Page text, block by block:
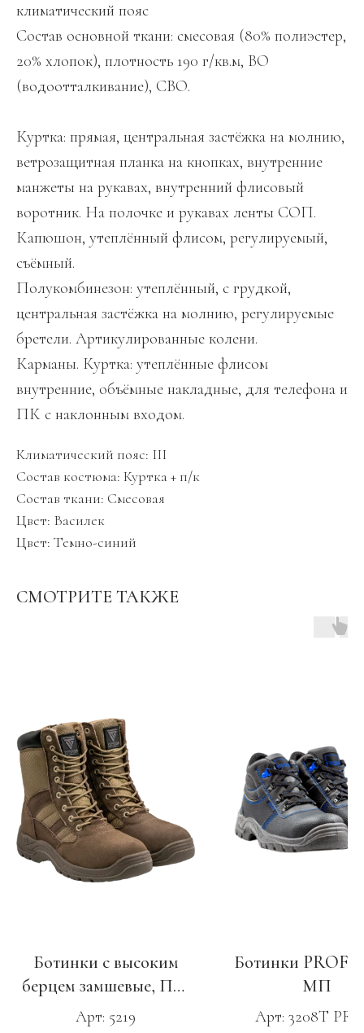
климатический пояс
Состав основной ткани: смесовая (80% полиэстер,
20% хлопок), плотность 190 г/кв.м, ВО
(водоотталкивание), СВО.
Куртка: прямая, центральная застёжка на молнию,
ветрозащитная планка на кнопках, внутренние
манжеты на рукавах, внутренний флисовый
воротник. На полочке и рукавах ленты СОП.
Капюшон, утеплённый флисом, регулируемый,
съёмный.
Полукомбинезон: утеплённый, с грудкой,
центральная застёжка на молнию, регулируемые
бретели. Артикулированные колени.
Карманы. Куртка: утеплённые флисом
внутренние, объёмные накладные, для телефона и
ПК с наклонным входом.
Климатический пояс: III
Состав костюма: Куртка + п/к
Состав ткани: Смесовая
Цвет: Василек
Цвет: Темно-синий
СМОТРИТЕ ТАКЖЕ
Ботинки с высоким
берцем замшевые, ПУ-
ТПУ
Арт: 5219
Ботинки
МП
Арт: 3208Т